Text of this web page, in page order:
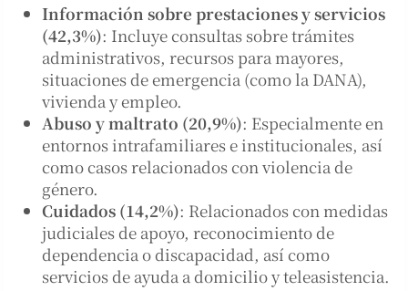
Información sobre prestaciones y servicios
(42,3%): Incluye consultas sobre trámites
administrativos, recursos para mayores,
situaciones de emergencia (como la DANA),
vivienda y empleo.
Abuso y maltrato (20,9%): Especialmente en
entornos intrafamiliares e institucionales, así
como casos relacionados con violencia de
género.
Cuidados (14,2%): Relacionados con medidas
judiciales de apoyo, reconocimiento de
dependencia o discapacidad, así como
servicios de ayuda a domicilio y teleasistencia.